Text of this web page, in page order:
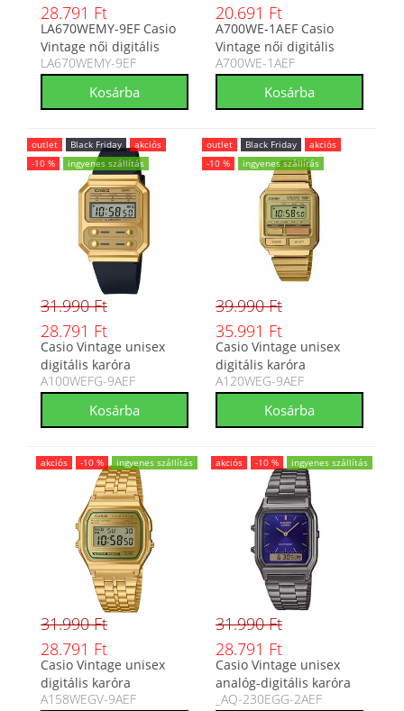
28.791 Ft
LA670WEMY-9EF Casio
Vintage női digitális
karóra
LA670WEMY-9EF
20.691 Ft
A700WE-1AEF Casio
Vintage női digitális
karóra
A700WE-1AEF
outlet Black Friday
akciós
-10 %
ingyenes szállítás
31.990 Ft
28.791 Ft
Casio Vintage unisex
digitális karóra
A100WEFG-9AEF
A100WEFG-9AEF
outlet Black Friday
akciós
-10 %
ingyenes szállítás
39.990 Ft
35.991 Ft
Casio Vintage unisex
digitális karóra
A120WEG-9AEF
A120WEG-9AEF
akciós -10 % ingyenes szállítás
31.990 Ft
28.791 Ft
Casio Vintage unisex
digitális karóra
A158WEGV-9AEF
A158WEGV-9AEF
akciós -10 % ingyenes szállítás
31.990 Ft
28.791 Ft
Casio Vintage unisex
analóg-digitális karóra
_AQ-230EGG-2AEF
_AQ-230EGG-2AEF